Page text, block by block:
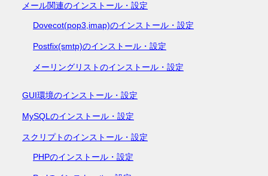
メール関連のインストール・設定
Dovecot(pop3,imap)のインストール・設定
Postfix(smtp)のインストール・設定
メーリングリストのインストール・設定
GUI環境のインストール・設定
MySQLのインストール・設定
スクリプトのインストール・設定
PHPのインストール・設定